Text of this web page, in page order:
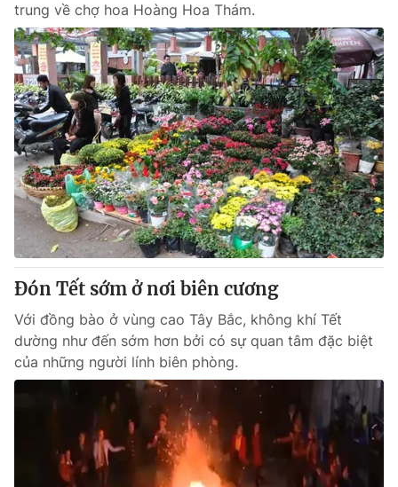
trung về chợ hoa Hoàng Hoa Thám.
Đón Tết sớm ở nơi biên cương
Với đồng bào ở vùng cao Tây Bắc, không khí Tết
dường như đến sớm hơn bởi có sự quan tâm đặc biệt
của những người lính biên phòng.